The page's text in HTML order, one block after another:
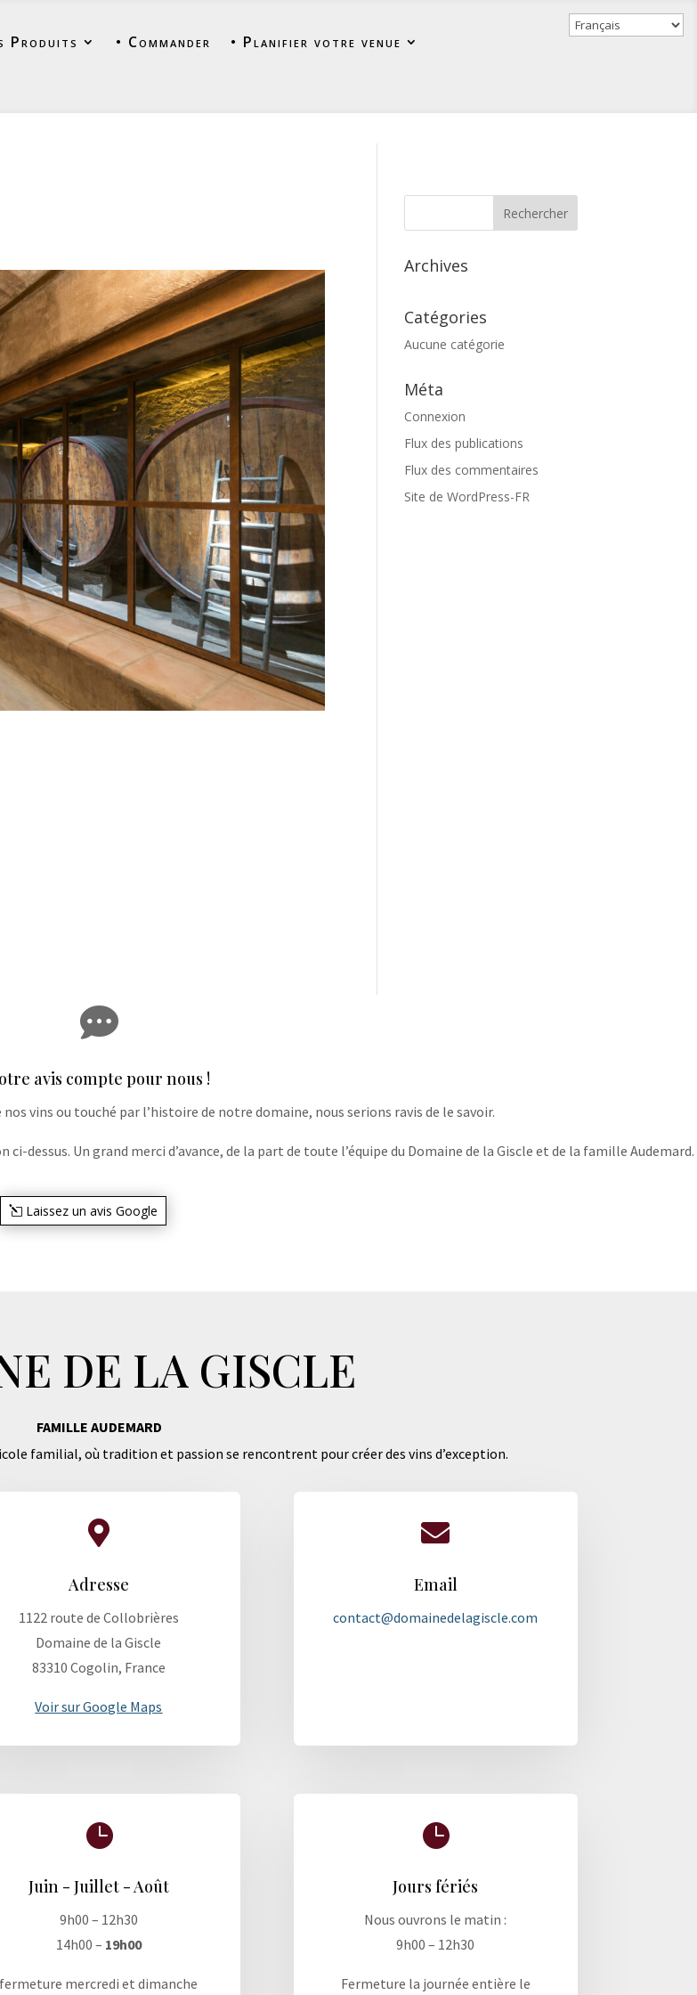
Produits • Commander • Planifier votre venue
Archives
Catégories
Aucune catégorie
Méta
Connexion
Flux des publications
Flux des commentaires
Site de WordPress-FR

avis compte pour nous !
vins ou touché par l’histoire de notre domaine, nous serions ravis de le savoir.
Un grand merci d’avance, de la part de toute l’équipe du Domaine de la Giscle et de la famille Audemard.
Laissez un avis Google
DE LA GISCLE
FAMILLE AUDEMARD
familial, où tradition et passion se rencontrent pour créer des vins d’exception.

Adresse
1122 route de Collobrières
Domaine de la Giscle
83310 Cogolin, France
Voir sur Google Maps

Email
contact@domainedelagiscle.com

Juin - Juillet - Août
9h00 – 12h30
14h00 – 19h00
fermeture mercredi et dimanche

Jours fériés
Nous ouvrons le matin :
9h00 – 12h30
Fermeture la journée entière le